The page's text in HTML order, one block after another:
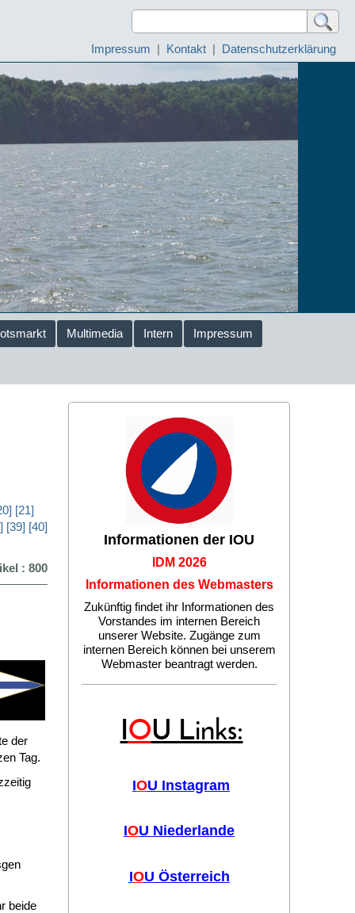
Impressum | Kontakt | Datenschutzerklärung
Multimedia Intern Impressum
[21]
[39] [40]
: 800
der
Tag.
beide
Informationen der IOU
IDM 2026
Informationen des Webmasters
Zukünftig findet ihr Informationen des
Vorstandes im internen Bereich
unserer Website. Zugänge zum
internen Bereich können bei unserem
Webmaster beantragt werden.
IOU Links:
IOU Instagram
IOU Niederlande
IOU Österreich